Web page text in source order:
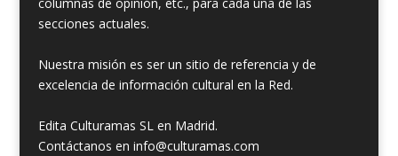
columnas de opinión, etc., para cada una de las
secciones actuales.
Nuestra misión es ser un sitio de referencia y de
excelencia de información cultural en la Red.
Edita Culturamas SL en Madrid.
Contáctanos en info@culturamas.com